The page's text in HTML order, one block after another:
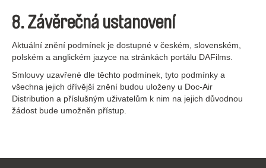
8. Závěrečná ustanovení
Aktuální znění podmínek je dostupné v českém, slovenském,
polském a anglickém jazyce na stránkách portálu DAFilms.
Smlouvy uzavřené dle těchto podmínek, tyto podmínky a
všechna jejich dřívější znění budou uloženy u Doc-Air
Distribution a příslušným uživatelům k nim na jejich důvodnou
žádost bude umožněn přístup.